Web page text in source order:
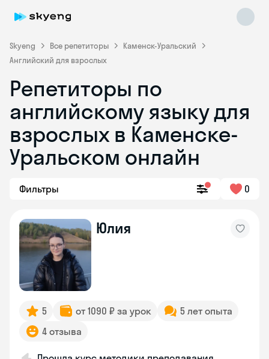
Skyeng Все репетиторы
Каменск-Уральский
Английский для взрослых
Репетиторы по
английскому языку для
взрослых в Каменске-
Уральском онлайн
Фильтры 0
Юлия
5 от 1090 ₽ за урок
5 лет опыта
4 отзыва
Skyeng Chat